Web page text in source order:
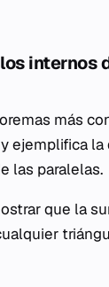
internos
más
ejemplifica la
las paralelas.
que la